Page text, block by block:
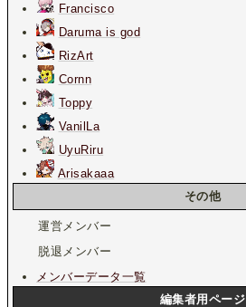
Francisco
Daruma is god
RizArt
Cornn
Toppy
VanilLa
UyuRiru
Arisakaaa
その他
運営メンバー
脱退メンバー
メンバーデータ一覧
編集者用ページ